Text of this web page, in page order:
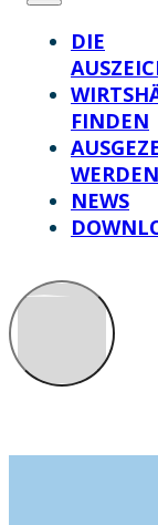
DIE
FINDEN
WERDEN
NEWS